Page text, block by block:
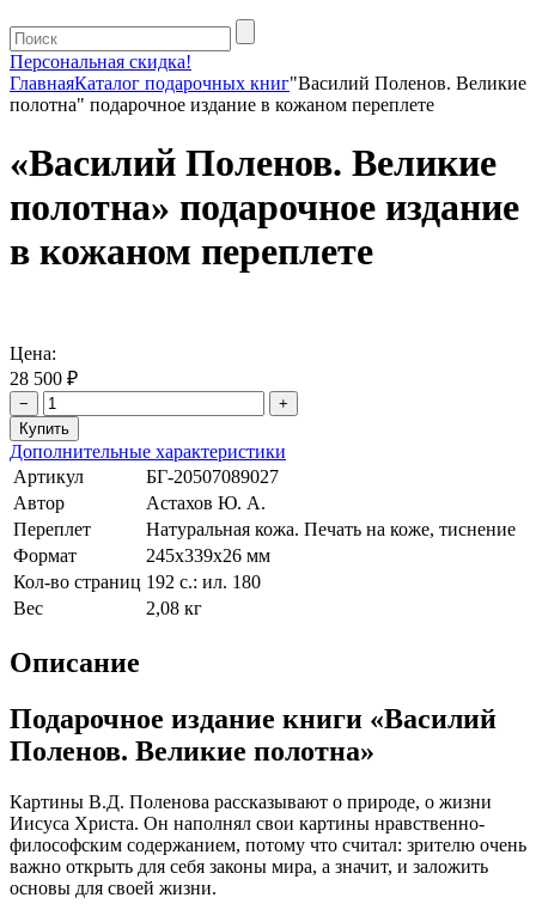
Персональная скидка!
ГлавнаяКаталог подарочных книг"Василий Поленов. Великие
полотна" подарочное издание в кожаном переплете
«Василий Поленов. Великие
полотна» подарочное издание
в кожаном переплете
Цена:
28 500 ₽
− +
Дополнительные характеристики
Артикул
БГ-20507089027
Автор
Астахов Ю. А.
Переплет
Натуральная кожа. Печать на коже, тиснение
Формат
245х339х26 мм
Кол-во страниц 192 с.: ил. 180
Вес
2,08 кг
Описание
Подарочное издание книги «Василий
Поленов. Великие полотна»
Картины В.Д. Поленова рассказывают о природе, о жизни
Иисуса Христа. Он наполнял свои картины нравственно-
философским содержанием, потому что считал: зрителю очень
важно открыть для себя законы мира, а значит, и заложить
основы для своей жизни.